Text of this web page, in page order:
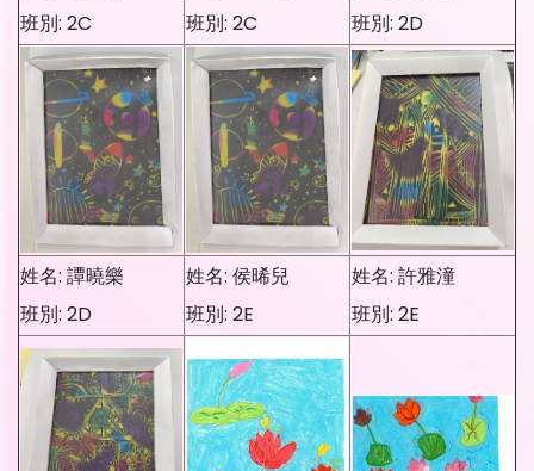
班別: 2C
班別: 2C
班別: 2D
姓名: 譚曉樂
班別: 2D
姓名: 侯晞兒
班別: 2E
姓名: 許雅潼
班別: 2E